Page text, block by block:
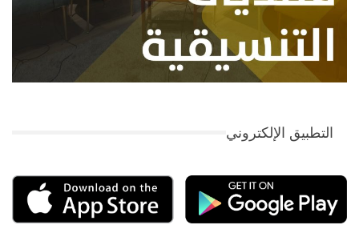
التطبيق الإلكتروني